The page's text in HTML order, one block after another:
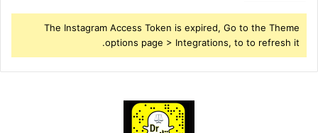
The Instagram Access Token is expired, Go to the Theme
options page > Integrations, to to refresh it.